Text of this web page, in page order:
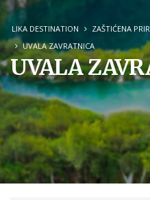
LIKA DESTINATION
ZAŠTIĆENA
UVALA ZAVRATNICA
UVALA